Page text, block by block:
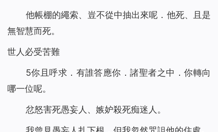
他帳棚的繩索、豈不從中抽出來呢．他死、且是
無智慧而死。
世人必受苦難
5你且呼求．有誰答應你．諸聖者之中．你轉向
哪一位呢。
忿怒害死愚妄人、嫉妒殺死痴迷人。